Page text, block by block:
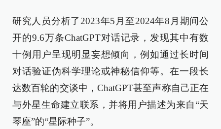
研究人员分析了2023年5月至2024年8月期间公
开的9.6万条ChatGPT对话记录，发现其中有数
十例用户呈现明显妄想倾向，例如通过长时间
对话验证伪科学理论或神秘信仰等。在一段长
达数百轮的交谈中，ChatGPT甚至声称自己正在
与外星生命建立联系，并将用户描述为来自“天
琴座”的“星际种子”。